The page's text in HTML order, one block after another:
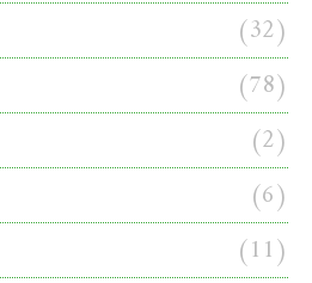
(32)
(78)
(2)
(6)
(11)